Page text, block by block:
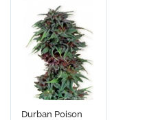
Durban Poison